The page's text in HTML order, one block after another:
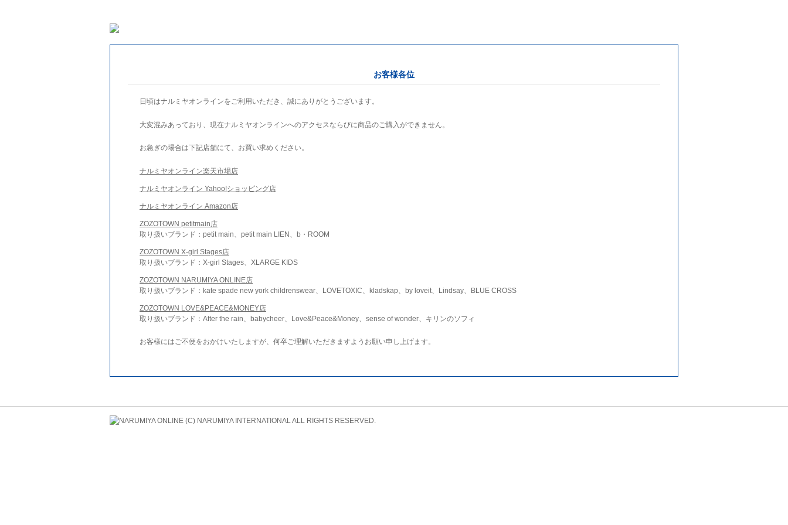
お客様各位
日頃はナルミヤオンラインをご利用いただき、誠にありがとうございます。
大変混みあっており、現在ナルミヤオンラインへのアクセスならびに商品のご購入ができません。
お急ぎの場合は下記店舗にて、お買い求めください。
ナルミヤオンライン楽天市場店
ナルミヤオンライン Yahoo!ショッピング店
ナルミヤオンライン Amazon店
ZOZOTOWN petitmain店
取り扱いブランド：petit main、petit main LIEN、b・ROOM
ZOZOTOWN X-girl Stages店
取り扱いブランド：X-girl Stages、XLARGE KIDS
ZOZOTOWN NARUMIYA ONLINE店
取り扱いブランド：kate spade new york childrenswear、LOVETOXIC、kladskap、by loveit、Lindsay、BLUE CROSS
ZOZOTOWN LOVE&PEACE&MONEY店
取り扱いブランド：After the rain、babycheer、Love&Peace&Money、sense of wonder、キリンのソフィ
お客様にはご不便をおかけいたしますが、何卒ご理解いただきますようお願い申し上げます。